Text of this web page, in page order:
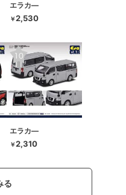
エラカ―
￥2,530
エラカ―
￥2,310
る